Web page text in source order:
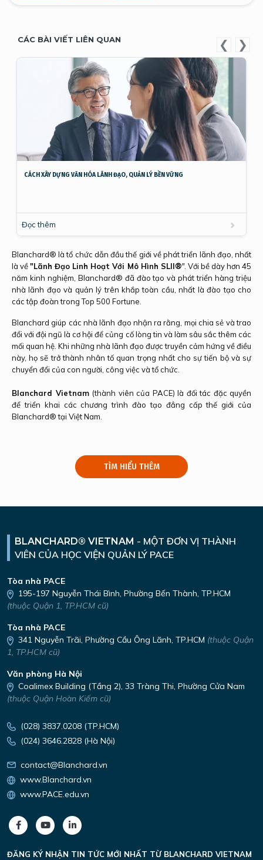
CÁC BÀI VIẾT LIÊN QUAN
CÁCH XÂY DỰNG VĂN HÓA LÃNH ĐẠO, QUẢN LÝ BỀN VỮNG
Đọc thêm
Blanchard® là tổ chức dẫn đầu thế giới về phát triển lãnh đạo, nhất
là về"Lãnh Đạo Linh Hoạt Với Mô Hình SLII®". Với bề dày hơn 45
năm kinh nghiệm, Blanchard® đã đào tạo và phát triển hàng triệu
nhà lãnh đạo và quản lý trên khắp toàn cầu, nhất là đào tạo cho
các tập đoàn trong Top 500 Fortune.
Blanchard giúp các nhà lãnh đạo nhận ra rằng, mọi chia sẻ và trao
đổi với đội ngũ là cơ hội để củng cố lòng tin và làm sâu sắc thêm các
mối quan hệ. Khi những nhà lãnh đạo được truyền cảm hứng về điều
này, họ sẽ trở thành nhân tố quan trọng nhất cho sự tiến bộ và sự
chuyển đổi của con người, công việc và tổ chức.
Blanchard Vietnam (thành viên của PACE) là đối tác đặc quyền
để triển khai các chương trình đào tạo đẳng cấp thế giới của
Blanchard® tại Việt Nam.
TÌM HIỂU THÊM
BLANCHARD® VIETNAM - MỘT ĐƠN VỊ THÀNH
VIÊN CỦA HỌC VIỆN QUẢN LÝ PACE
Tòa nhà PACE
195-197 Nguyễn Thái Bình, Phường Bến Thành, TP.HCM
(thuộc Quận 1, TP.HCM cũ)
Tòa nhà PACE
341 Nguyễn Trãi, Phường Cầu Ông Lãnh, TP.HCM (thuộc Quận
1, TP.HCM cũ)
Văn phòng Hà Nội
Coalimex Building (Tầng 2), 33 Tràng Thi, Phường Cửa Nam
(thuộc Quận Hoàn Kiếm cũ)
(028) 3837.0208 (TP.HCM)
(024) 3646.2828 (Hà Nội)
contact@Blanchard.vn
www.Blanchard.vn
www.PACE.edu.vn
ĐĂNG KÝ NHẬN TIN TỨC MỚI NHẤT TỪBLANCHARD VIETNAM